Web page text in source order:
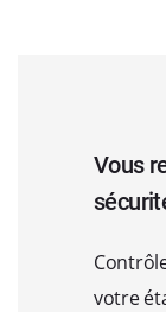
Vous
votre